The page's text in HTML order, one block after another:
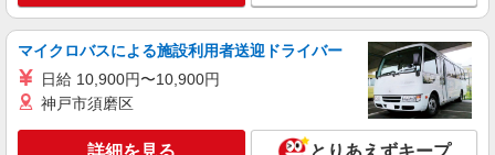
時給1300円 ＜高校生＞時給1250円
東京都渋谷区幡ケ谷1-32-19
キープ 詳細を見る
パート
マイクロバスによる施設利用者送迎ドライバー
日給 10,900円〜10,900円
神戸市須磨区
詳細を見る とりあえずキープ